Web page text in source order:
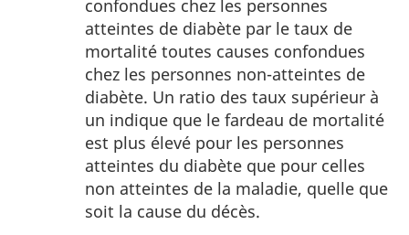
confondues chez les personnes
atteintes de diabète par le taux de
mortalité toutes causes confondues
chez les personnes non-atteintes de
diabète. Un ratio des taux supérieur à
un indique que le fardeau de mortalité
est plus élevé pour les personnes
atteintes du diabète que pour celles
non atteintes de la maladie, quelle que
soit la cause du décès.